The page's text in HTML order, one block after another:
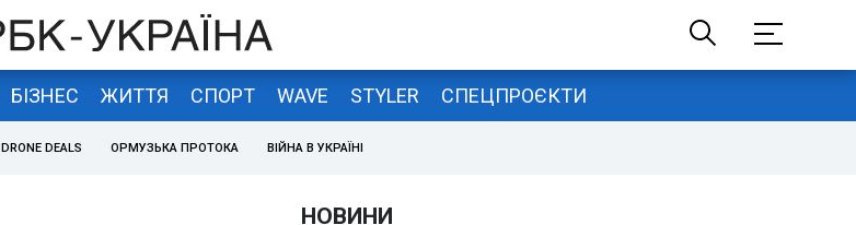
БІЗНЕС ЖИТТЯ СПОРТ WAVE STYLER СПЕЦПРОЄКТИ
DRONE DEALS ОРМУЗЬКА ПРОТОКА ВІЙНА В УКРАЇНІ
НОВИНИ